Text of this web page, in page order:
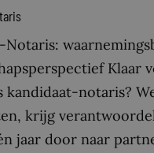
Notaris:
Klaar
kandidaat-notaris?
krijg
jaar door naar